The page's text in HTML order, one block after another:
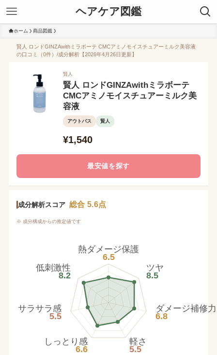
ヘアケア図鑑
ホーム 商品図鑑
賢人 ロンドGINZAwithミラボーテ CMCアミノモイスチュアーミルク美容液
の口コミ（0件）/成分解析【2026年4月26日更新】
賢人
賢人 ロンドGINZAwithミラボーテ
CMCアミノモイスチュアーミルク美
容液
アウトバス 賢人
¥1,540
最安値を探す
成分解析スコア 総合 5.6点
※ 成分構成からの推定値です
熱ダメージ保護
6.5
ツヤ
8.5
ダメージ補修力
6.8
軽さ
5.5
しっとり感
6.6
サラサラ感
5.5
低刺激性
8.2